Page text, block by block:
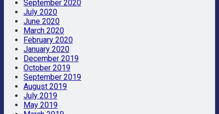
September 2020
July 2020
June 2020
March 2020
February 2020
January 2020
December 2019
October 2019
September 2019
August 2019
July 2019
May 2019